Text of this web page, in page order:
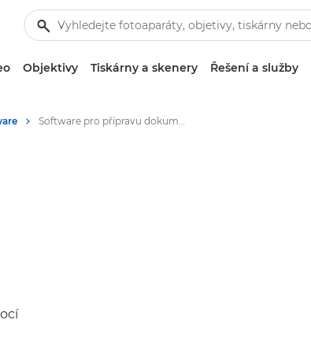
Objektivy Tiskárny a skenery Řešení a služby
Software pro přípravu dokumentů PRISMAprepare